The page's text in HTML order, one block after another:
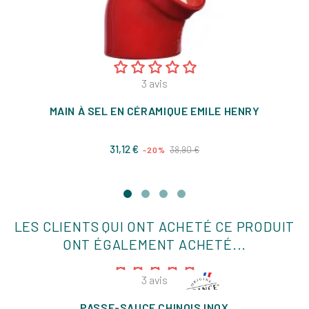
3 avis
MAIN À SEL EN CÉRAMIQUE EMILE HENRY
31,12 € Prix
-20% 38,90 €Prix
LES CLIENTS QUI ONT ACHETÉ CE PRODUIT
ONT ÉGALEMENT ACHETÉ...
3 avis